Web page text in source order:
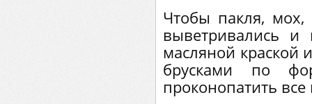
Чтобы пакля,
выветривались и
масляной краской
брусками по
проконопатить